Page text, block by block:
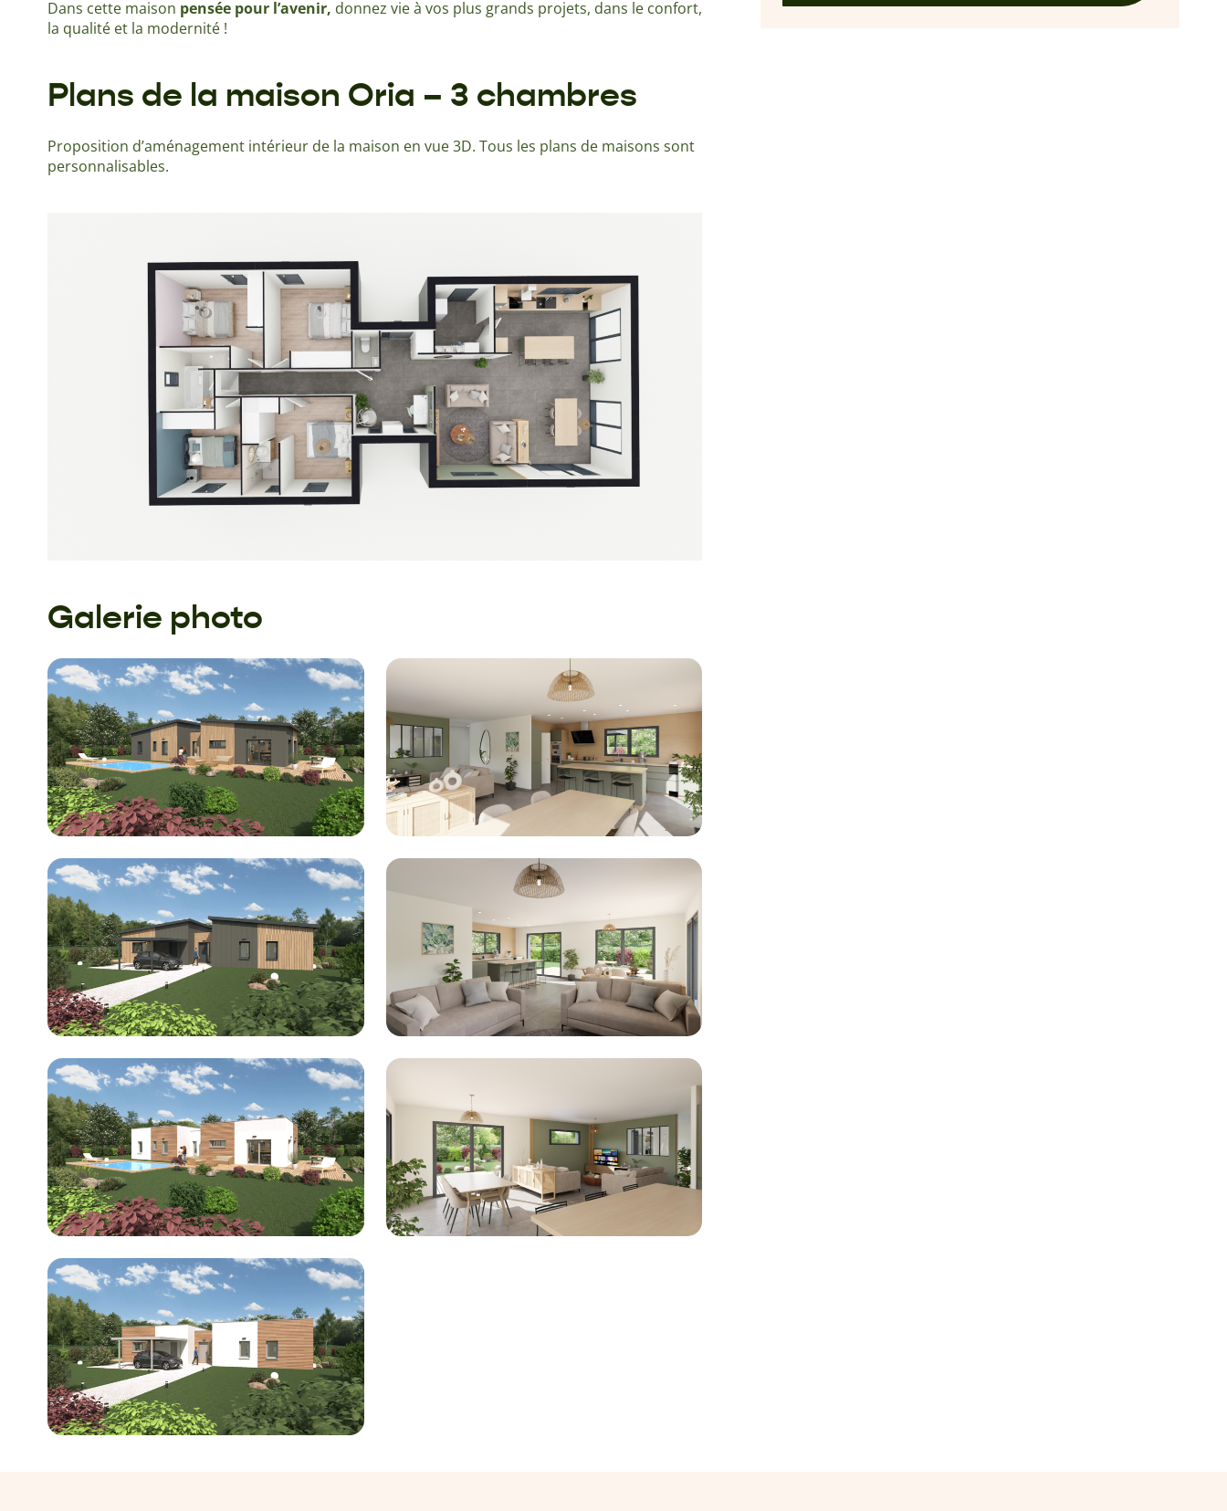
Dans cette maison pensée pour l’avenir, donnez vie à vos plus grands projets, dans le confort,
la qualité et la modernité !
Plans de la maison Oria – 3 chambres
Proposition d’aménagement intérieur de la maison en vue 3D. Tous les plans de maisons sont
personnalisables.
Galerie photo